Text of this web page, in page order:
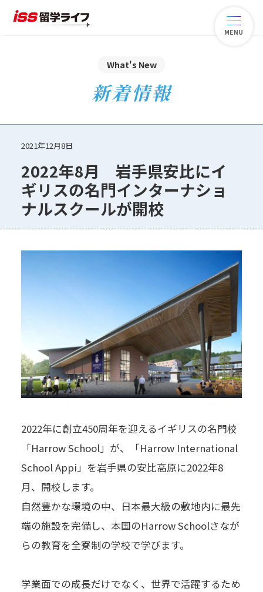
MENU
What's New
新着情報
2021年12月8日
2022年8月 岩手県安比にイ
ギリスの名門インターナショ
ナルスクールが開校
2022年に創立450周年を迎えるイギリスの名門校
「Harrow School」が、「Harrow International
School Appi」を岩手県の安比高原に2022年8
月、開校します。
自然豊かな環境の中、日本最大級の敷地内に最先
端の施設を完備し、本国のHarrow Schoolさなが
らの教育を全寮制の学校で学びます。
学業面での成長だけでなく、世界で活躍するため